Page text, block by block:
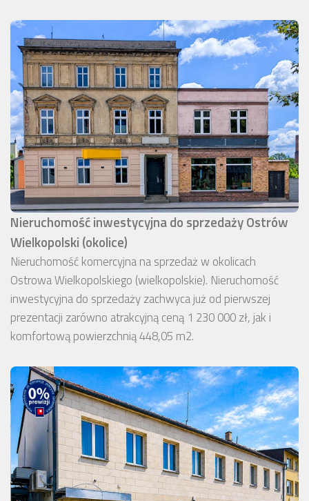
Nieruchomość inwestycyjna do sprzedaży Ostrów
Wielkopolski (okolice)
Nieruchomość komercyjna na sprzedaż w okolicach
Ostrowa Wielkopolskiego (wielkopolskie). Nieruchomość
inwestycyjna do sprzedaży zachwyca już od pierwszej
prezentacji zarówno atrakcyjną ceną 1 230 000 zł, jak i
komfortową powierzchnią 448,05 m2.